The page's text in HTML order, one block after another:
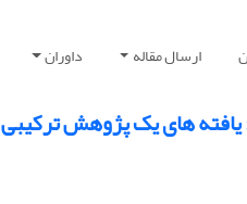
ارسال مقاله داوران
یافته های یک پژوهش ترکیبی